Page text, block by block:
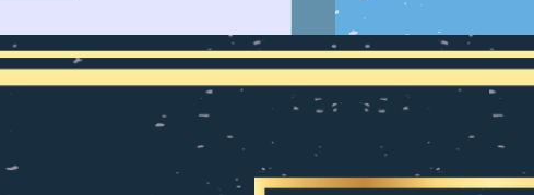
LA MUTACIÓN DE LAS
FUERZAS ARMADAS DE
VENEZUELA Y LA
OPERACIÓN ´LANZA DEL